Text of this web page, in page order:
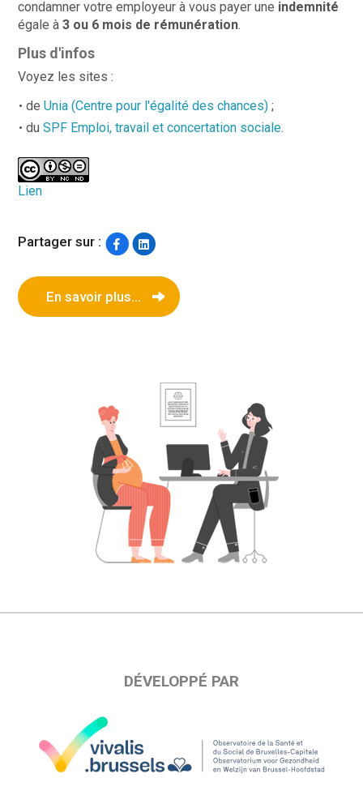
condamner votre employeur à vous payer une indemnité
égale à3 ou 6 mois de rémunération.
Plus d'infos
Voyez les sites :
deUnia (Centre pour l'égalité des chances) ;
duSPF Emploi, travail et concertation sociale.
Lien
Partager sur :
En savoir plus...
DÉVELOPPÉ PAR